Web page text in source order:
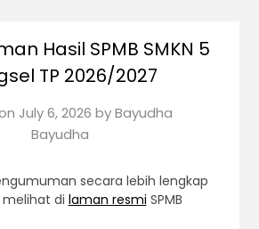
Hasil SPMB SMKN 5
TP 2026/2027
July 6, 2026 byBayudha
Bayudha
secara lebih lengkap
di laman resmi SPMB